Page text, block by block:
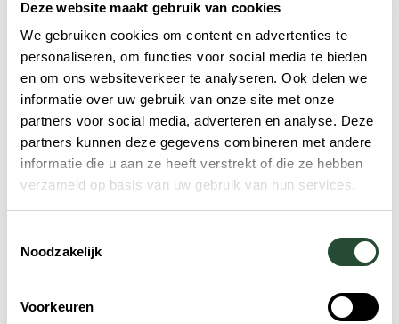
Deze website maakt gebruik van cookies
We gebruiken cookies om content en advertenties te
personaliseren, om functies voor social media te bieden
en om ons websiteverkeer te analyseren. Ook delen we
informatie over uw gebruik van onze site met onze
partners voor social media, adverteren en analyse. Deze
partners kunnen deze gegevens combineren met andere
informatie die u aan ze heeft verstrekt of die ze hebben
verzameld op basis van uw gebruik van hun services.
Noodzakelijk
Voorkeuren